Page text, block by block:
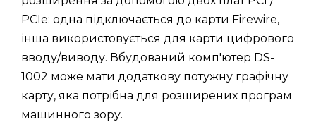
PCIe: одна підключається до карти Firewire,
інша використовується для карти цифрового
вводу/виводу. Вбудований комп'ютер DS-
1002 може мати додаткову потужну графічну
карту, яка потрібна для розширених програм
машинного зору.